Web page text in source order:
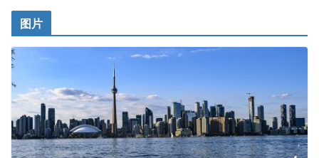
皇后金融集团
铁木尔商业注册服务
图片